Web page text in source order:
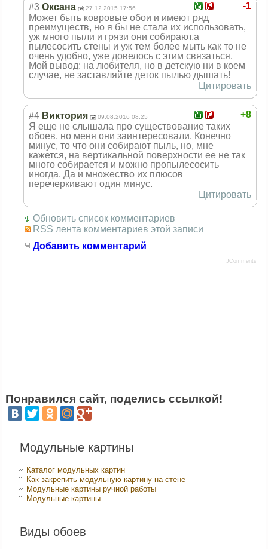
-1
#3 Оксана 27.12.2015 17:56
Может быть ковровые обои и имеют ряд
преимуществ, но я бы не стала их использовать,
уж много пыли и грязи они собирают,а
пылесосить стены и уж тем более мыть как то не
очень удобно, уже довелось с этим связаться.
Мой вывод: на любителя, но в детскую ни в коем
случае, не заставляйте деток пылью дышать!
Цитировать
+8
#4 Виктория 09.08.2016 08:25
Я еще не слышала про существование таких
обоев, но меня они заинтересовали. Конечно
минус, то что они собирают пыль, но, мне
кажется, на вертикальной поверхности ее не так
много собирается и можно пропылесосить
иногда. Да и множество их плюсов
перечеркивают один минус.
Цитировать
Обновить список комментариев
RSS лента комментариев этой записи
Добавить комментарий
JComments
Понравился сайт, поделись ссылкой!
Модульные картины
Каталог модульных картин
Как закрепить модульную картину на стене
Модульные картины ручной работы
Модульные картины
Виды обоев